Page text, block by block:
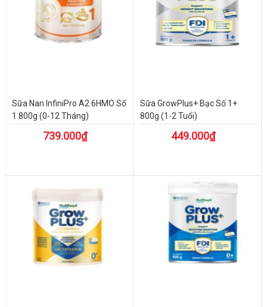
Sữa Nan InfiniPro A2 6HMO Số
1 800g (0-12 Tháng)
739.000₫
Sữa GrowPlus+ Bạc Số 1+
800g (1-2 Tuổi)
449.000₫